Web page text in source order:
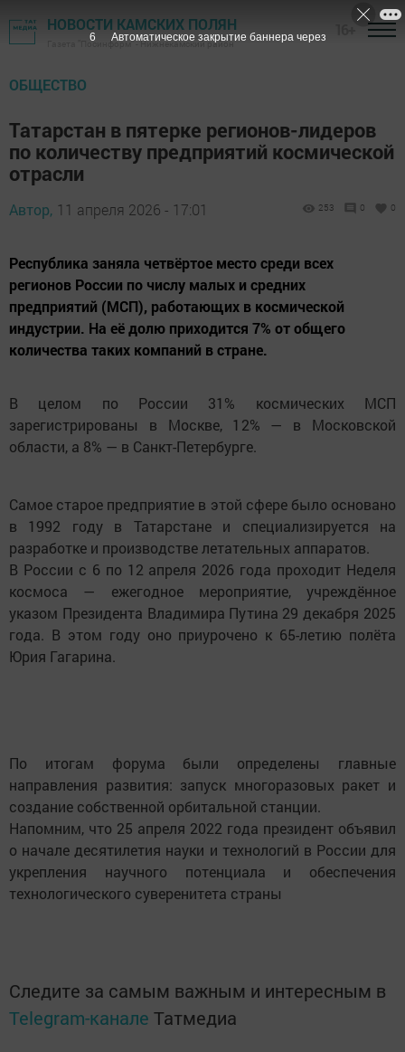
НОВОСТИ КАМСКИХ ПОЛЯН
Газета "Посинформ" - Нижнекамский район
ОБЩЕСТВО
Татарстан в пятерке регионов-лидеров
по количеству предприятий космической
отрасли
Автор, 11 апреля 2026 - 17:01 253 0 0
Республика заняла четвёртое место среди всех
регионов России по числу малых и средних
предприятий (МСП), работающих в космической
индустрии. На её долю приходится 7% от общего
количества таких компаний в стране.
В целом по России 31% космических МСП
зарегистрированы в Москве, 12% — в Московской
области, а 8% — в Санкт-Петербурге.
Самое старое предприятие в этой сфере было основано
в 1992 году в Татарстане и специализируется на
разработке и производстве летательных аппаратов.
В России с 6 по 12 апреля 2026 года проходит Неделя
космоса — ежегодное мероприятие, учреждённое
указом Президента Владимира Путина 29 декабря 2025
года. В этом году оно приурочено к 65-летию полёта
Юрия Гагарина.
По итогам форума были определены главные
направления развития: запуск многоразовых ракет и
создание собственной орбитальной станции.
Напомним, что 25 апреля 2022 года президент объявил
о начале десятилетия науки и технологий в России для
укрепления научного потенциала и обеспечения
технологического суверенитета страны
Следите за самым важным и интересным в
Telegram-канале Татмедиа
5 Автоматическое закрытие баннера через